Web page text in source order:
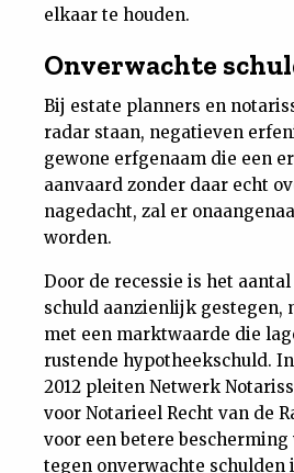
elkaar te houden.
Onverwachte
Bij estate planners en
radar staan, negatieven
gewone erfgenaam die een
aanvaard zonder daar echt
nagedacht, zal er
worden.
Door de recessie is het
schuld aanzienlijk gestegen,
met een marktwaarde die
rustende hypotheekschuld.
2012 pleiten Netwerk
voor Notarieel Recht van de
voor een betere
tegen onverwachte schulden